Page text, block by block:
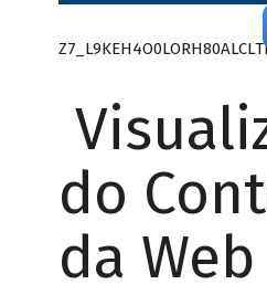
do
da Web